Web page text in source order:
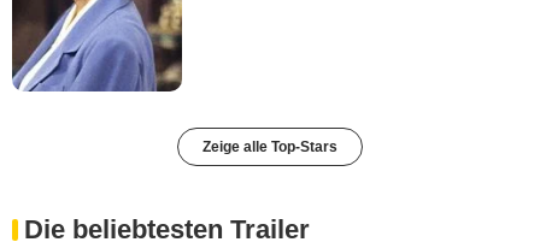
Zeige alle Top-Stars
Die beliebtesten Trailer